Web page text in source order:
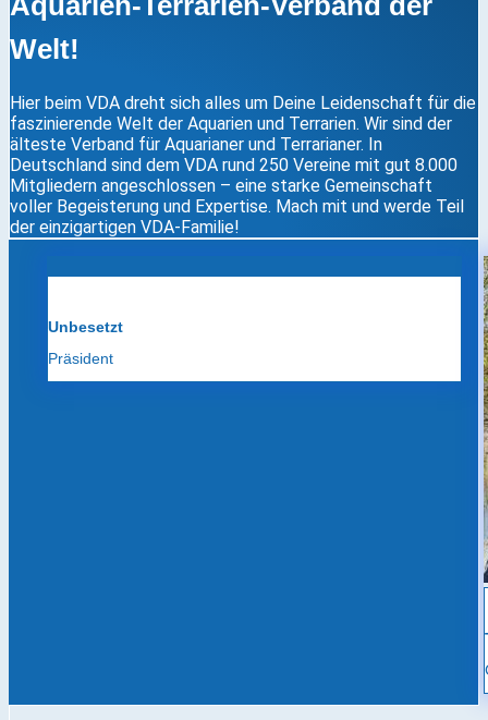
Welt!
Hier beim VDA dreht sich alles um Deine Leidenschaft für die
faszinierende Welt der Aquarien und Terrarien. Wir sind der
älteste Verband für Aquarianer und Terrarianer. In
Deutschland sind dem VDA rund 250 Vereine mit gut 8.000
Mitgliedern angeschlossen – eine starke Gemeinschaft
voller Begeisterung und Expertise. Mach mit und werde Teil
der einzigartigen VDA-Familie!
Unbesetzt
Präsident